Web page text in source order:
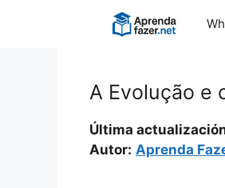
A Evolução e
Última
Autor: Aprenda